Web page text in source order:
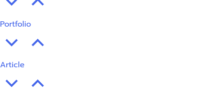
Portfolio
Article